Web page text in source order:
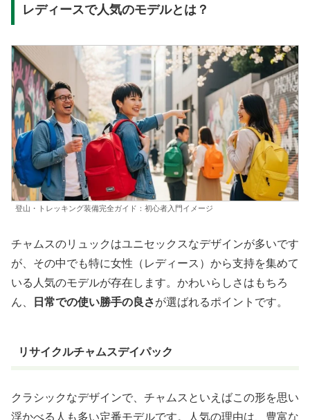
レディースで人気のモデルとは？
登山・トレッキング装備完全ガイド：初心者入門イメージ
チャムスのリュックはユニセックスなデザインが多いです
が、その中でも特に女性（レディース）から支持を集めて
いる人気のモデルが存在します。かわいらしさはもちろ
ん、
日常での使い勝手の良さが選ばれるポイントです。
リサイクルチャムスデイパック
クラシックなデザインで、チャムスといえばこの形を思い
浮かべる人も多い定番モデルです。人気の理由は、豊富な